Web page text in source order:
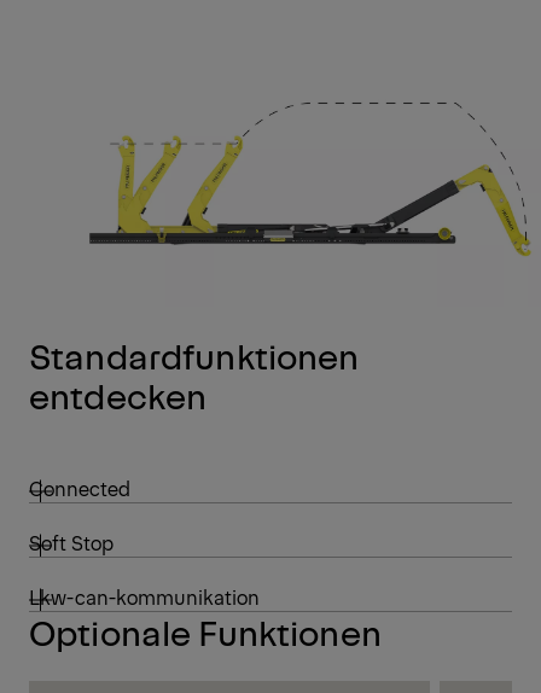
Standardfunktionen
entdecken
Connected
Soft Stop
Lkw-can-kommunikation
Optionale Funktionen